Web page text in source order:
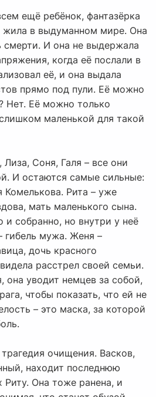
ещё ребёнок, фантазёрка
жила в выдуманном мире. Она
смерти. И она не выдержала
когда её послали в
её, и она выдала
прямо под пули. Её можно
Нет. Её можно только
маленькой для такой
Соня, Галя – все они
И остаются самые сильные:
Рита – уже
мать маленького сына.
и собранно, но внутри у неё
гибель мужа. Женя –
дочь красного
расстрел своей семьи.
она уводит немцев за собой,
чтобы показать, что ей не
– это маска, за которой
очищения. Васков,
находит последнюю
Она тоже ранена, и